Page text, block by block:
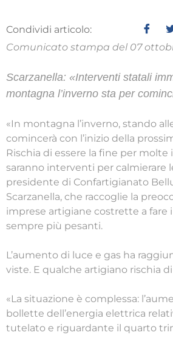
Condividi articolo:
Comunicato stampa del 07
Scarzanella: «Interventi statali
montagna l’inverno sta per
«In montagna l’inverno, stando
comincerà con l’inizio della
Rischia di essere la fine per molte
saranno interventi per calmierare
presidente di Confartigianato
Scarzanella, che raccoglie la
imprese artigiane costrette a fare
sempre più pesanti.
L’aumento di luce e gas ha
viste. E qualche artigiano rischia
«La situazione è complessa:
bollette dell’energia elettrica
tutelato e riguardante il quarto